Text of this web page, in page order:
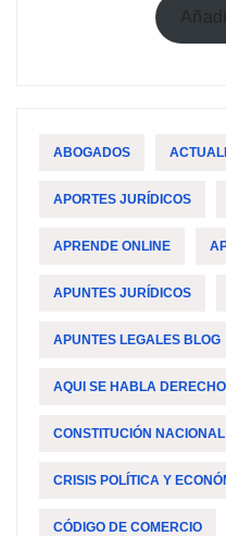
ABOGADOS
APORTES JURÍDICOS
APRENDE ONLINE
APUNTES JURÍDICOS
APUNTES LEGALES BLOG
AQUI SE HABLA DERECHO
CONSTITUCIÓN NACIONAL
CRISIS POLÍTICA Y
CÓDIGO DE COMERCIO